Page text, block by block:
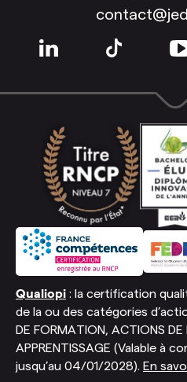
Qualiopi : la certification
de la ou des catégories
DE FORMATION, ACTIONS
APPRENTISSAGE (Valable à
jusqu’au 04/01/2028). En